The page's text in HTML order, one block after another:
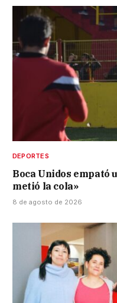
DEPORTES
Boca Unidos empató
metió la cola»
8 de agosto de 2026